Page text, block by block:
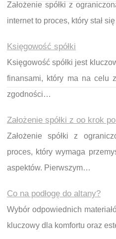
Założenie spółki z
internet to proces, który stał
Księgowość spółki
Księgowość spółki jest
finansami, który ma na celu
zgodności…
Założenie spółki z oo krok
Założenie spółki z
proces, który wymaga
aspektów. Pierwszym…
Co na podłogę do altany?
Wybór odpowiednich
kluczowy dla komfortu oraz
Nawigacja wpisu